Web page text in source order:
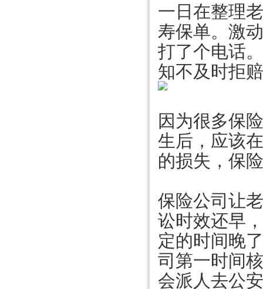
一日在整理
寿保单。激
打了个电话
知不及时拒
因为很多保
生后，应该
的损失，保
保险公司让
讼时效还早
定的时间晚
司第一时间
会派人去公